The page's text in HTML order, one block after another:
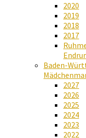
2020
2019
2018
2017
Baden-
2027
2026
2025
2024
2023
2022